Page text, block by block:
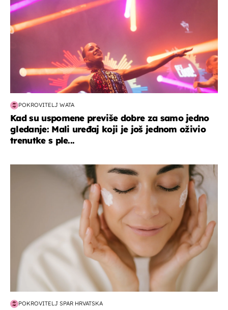
POKROVITELJ WATA
Kad su uspomene previše dobre za samo jedno
gledanje: Mali uređaj koji je još jednom oživio
trenutke s ple...
moda & ljepota
POKROVITELJ SPAR HRVATSKA